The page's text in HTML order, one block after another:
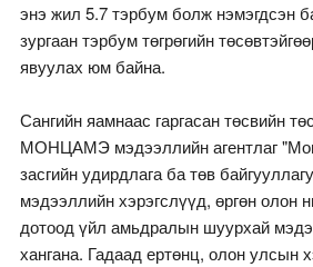
энэ жил 5.7 тэрбум болж нэмэгдсэн
зургаан тэрбум төгрөгийн
явуулах юм байна.
Сангийн яамнаас гаргасан төсвийн
МОНЦАМЭ мэдээллийн агентлаг
засгийн удирдлага ба төв
мэдээллийн хэрэгслүүд, өргөн олон
дотоод үйл амьдралын шуурхай
хангана. Гадаад ертөнц, олон улсын